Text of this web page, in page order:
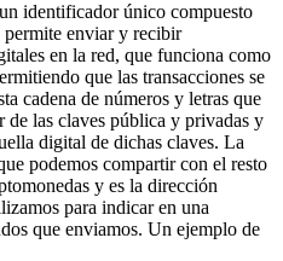
identificador único compuesto
permite enviar y recibir
en la red, que funciona como
que las transacciones se
cadena de números y letras que
de las claves pública y privadas y
digital de dichas claves. La
podemos compartir con el resto
y es la dirección
para indicar en una
que enviamos. Un ejemplo de